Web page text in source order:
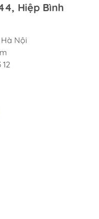
Hiệp Bình
Hà Nội